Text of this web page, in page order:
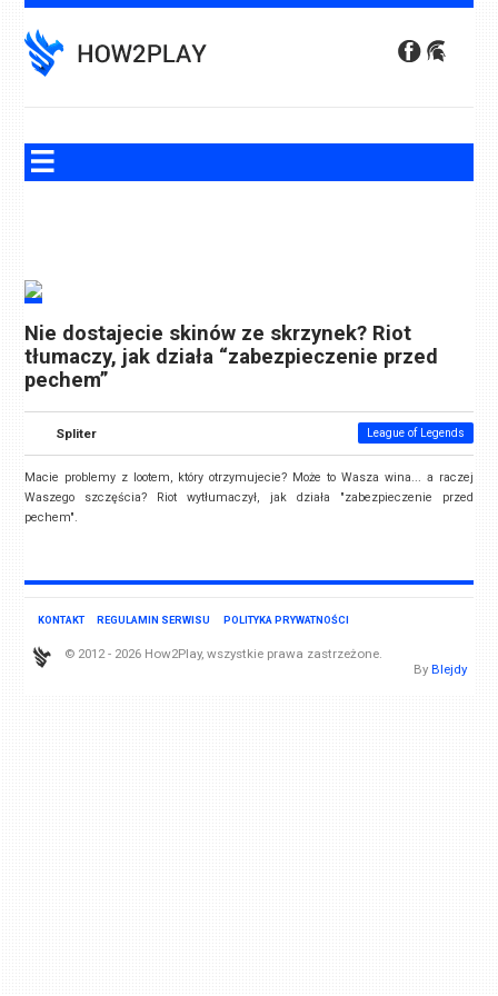
to
content
Nie dostajecie skinów ze skrzynek? Riot
tłumaczy, jak działa “zabezpieczenie przed
pechem”
Spliter League of Legends
Macie problemy z lootem, który otrzymujecie? Może to Wasza wina... a raczej
Waszego szczęścia? Riot wytłumaczył, jak działa "zabezpieczenie przed
pechem".
KONTAKT REGULAMIN SERWISU POLITYKA PRYWATNOŚCI
© 2012 - 2026 How2Play, wszystkie prawa zastrzeżone.
By Blejdy